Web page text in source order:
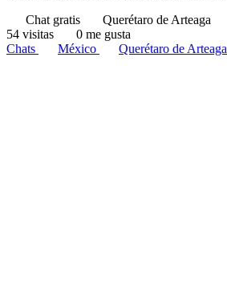
Chat gratis
Querétaro de Arteaga
54 visitas
0 me gusta
Chats
México Querétaro de Arteaga